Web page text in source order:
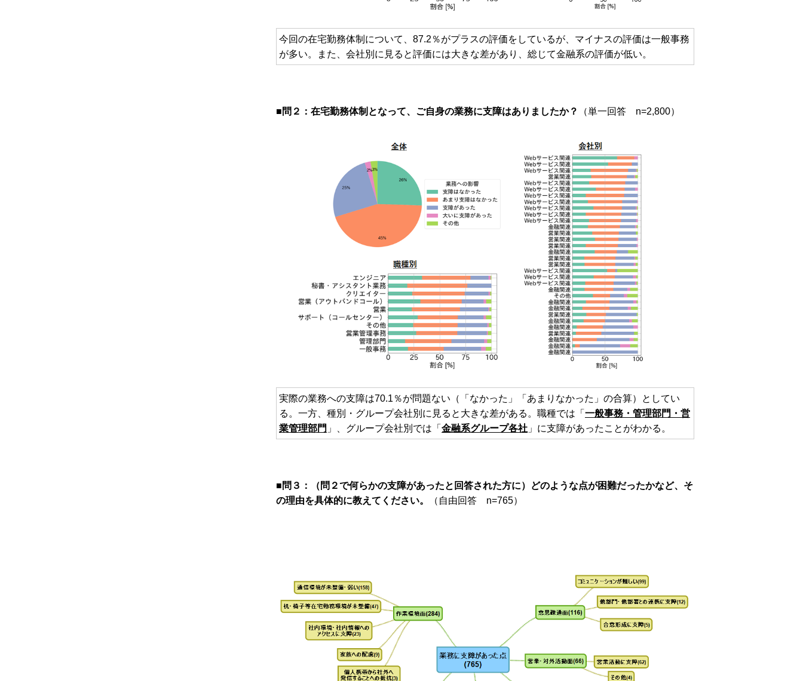
今回の在宅勤務体制について、87.2％がプラスの評価をしているが、マイナスの評価は一般事務
が多い。また、会社別に見ると評価には大きな差があり、総じて金融系の評価が低い。
■問２：在宅勤務体制となって、ご自身の業務に支障はありましたか？ （単一回答 n=2,800）
実際の業務への支障は70.1％が問題ない（「なかった」「あまりなかった」の合算）としてい
る。一方、種別・グループ会社別に見ると大きな差がある。職種では「 一般事務・管理部門・営
業管理部門 」、グループ会社別では「 金融系グループ各社 」に支障があったことがわかる。
■問３：（問２で何らかの支障があったと回答された方に）どのような点が困難だったかなど、そ
の理由を具体的に教えてください。
（自由回答 n=765）